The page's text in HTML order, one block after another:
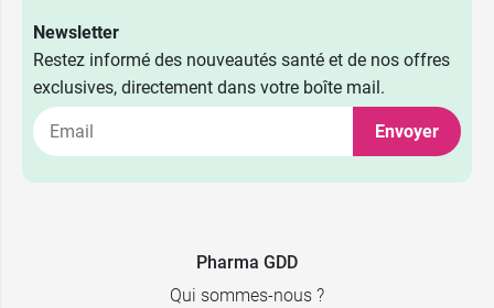
Newsletter
Restez informé des nouveautés santé et de nos offres
exclusives, directement dans votre boîte mail.
Envoyer
Pharma GDD
Qui sommes-nous ?